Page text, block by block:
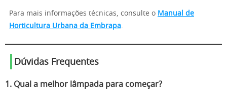
Para mais informações técnicas, consulte o Manual de
Horticultura Urbana da Embrapa.
Dúvidas Frequentes
1. Qual a melhor lâmpada para começar?